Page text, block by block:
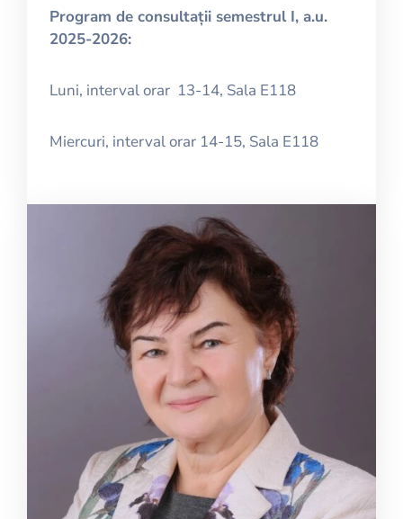
Program de consultații semestrul I, a.u.
2025-2026:
Luni, interval orar 13-14, Sala E118
Miercuri, interval orar 14-15, Sala E118